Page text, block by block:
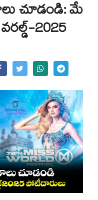
చూడండి: మే
2025